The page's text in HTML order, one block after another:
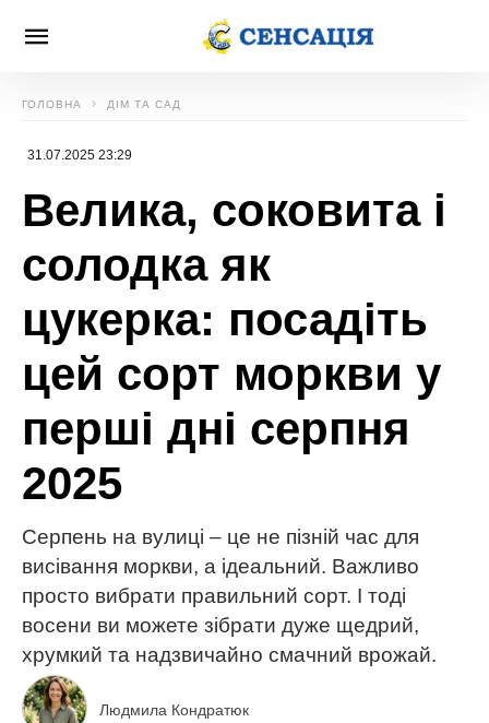
ГОЛОВНА ДІМ ТА САД
31.07.2025 23:29
Велика, соковита і
солодка як
цукерка: посадіть
цей сорт моркви у
перші дні серпня
2025
Серпень на вулиці – це не пізній час для
висівання моркви, а ідеальний. Важливо
просто вибрати правильний сорт. І тоді
восени ви можете зібрати дуже щедрий,
хрумкий та надзвичайно смачний врожай.
Людмила Кондратюк